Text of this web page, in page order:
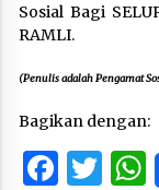
Sosial Bagi
RAMLI.
(Penulis adalah Pengamat
Bagikan dengan: